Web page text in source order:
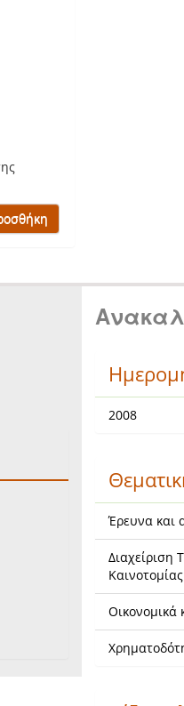
2008
Έρευνα και
Διαχείριση
Καινοτομίας
Οικονομικά